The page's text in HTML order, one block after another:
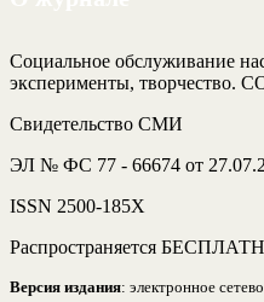
Социальное обслуживание
эксперименты, творчество.
Свидетельство СМИ
ЭЛ № ФС 77 - 66674 от
ISSN 2500-185Х
Распространяется
Версия издания: электронное